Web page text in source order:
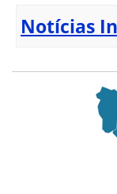
Notícias